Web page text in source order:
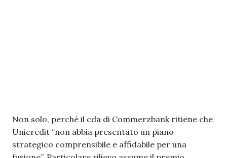
Non solo, perché il cda di Commerzbank ritiene che
Unicredit “non abbia presentato un piano
strategico comprensibile e affidabile per una